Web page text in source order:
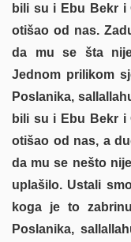
bili su i Ebu Bekr i
otišao od nas.
da mu se šta
Jednom prilikom
Poslanika,
bili su i Ebu Bekr i
otišao od nas, a
da mu se nešto
uplašilo. Ustali
koga je to
Poslanika,